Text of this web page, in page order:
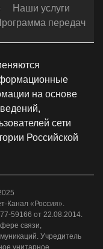
Наши услуги
передач
на основе
сети
Российской
Канал «Россия».
59166 от 22.08.2014.
связи,
Учредитель
унитарное